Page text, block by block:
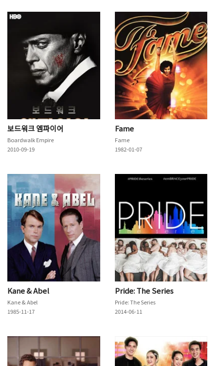
보드워크 엠파이어
Boardwalk Empire
2010-09-19
Fame
Fame
1982-01-07
Kane & Abel
Kane & Abel
1985-11-17
Pride: The Series
Pride: The Series
2014-06-11